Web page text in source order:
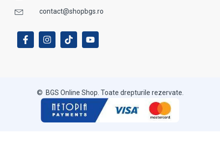
contact@shopbgs.ro
© BGS Online Shop. Toate drepturile rezervate.